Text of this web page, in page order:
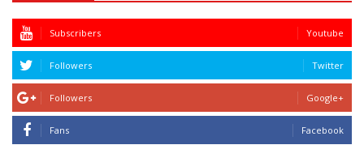
Subscribers Youtube
Followers Twitter
Followers Google+
Fans Facebook